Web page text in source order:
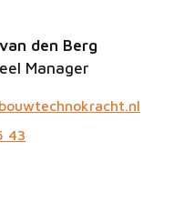
den Berg
Manager
43